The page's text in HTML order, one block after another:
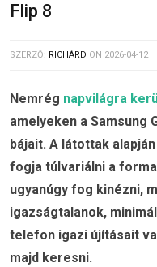
Flip 8
SZERZŐ: RICHÁRD ON 2026-04-12
Nemrég napvilágra
amelyeken a Samsung
bájait. A látottak
fogja túlvariálni a
ugyanúgy fog kinézni,
igazságtalanok,
telefon igazi újításait
majd keresni.